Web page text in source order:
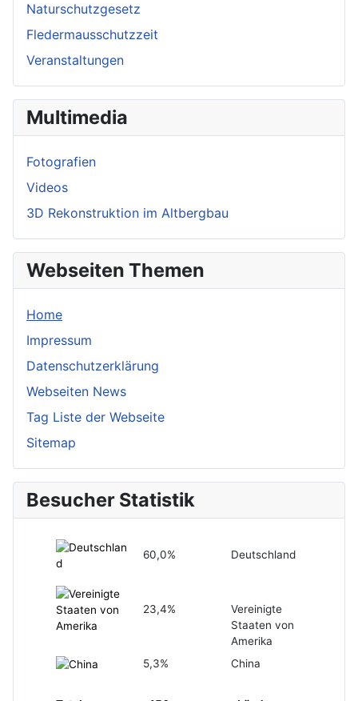
Naturschutzgesetz
Fledermausschutzzeit
Veranstaltungen
Multimedia
Fotografien
Videos
3D Rekonstruktion im Altbergbau
Webseiten Themen
Home
Impressum
Datenschutzerklärung
Webseiten News
Tag Liste der Webseite
Sitemap
Besucher Statistik
60,0% Deutschland
23,4%
Vereinigte
Staaten von
Amerika
5,3%
China